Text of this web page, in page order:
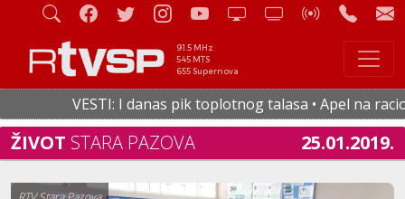
91.5 MHz
545 MTS
655 Supernova
VESTI: I danas pik toplotnog talasa • Apel na
ŽIVOT STARA PAZOVA 25.01.2019.